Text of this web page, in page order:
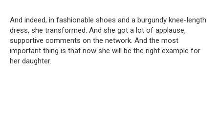
And indeed, in fashionable shoes and a burgundy knee-length
dress, she transformed. And she got a lot of applause,
supportive comments on the network. And the most
important thing is that now she will be the right example for
her daughter.